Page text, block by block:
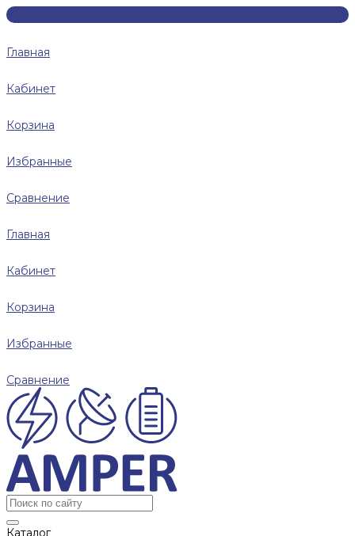
Главная
Кабинет
Корзина
Избранные
Сравнение
Главная
Кабинет
Корзина
Избранные
Сравнение
Каталог